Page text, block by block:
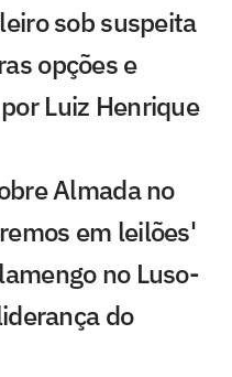
sob suspeita
opções e
Luiz Henrique
Almada no
em leilões'
no Luso-
do